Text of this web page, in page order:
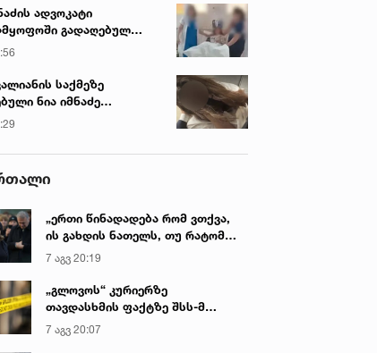
ადვოკატი
გადაღებულ
ავრცელებს
საქმეზე
ნია იმნაძე
გადაჰყავთ
„ერთი წინადადება რომ ვთქვა,
ის გახდის ნათელს, თუ რატომ
იყო ნია იმნაძე წამქეზებელი...“ -
გიგა ავალიანის დედა
7 აგვ 20:19
„გლოვოს“ კურიერზე
თავდასხმის ფაქტზე შსს-მ
გამოძიება დაიწყო
7 აგვ 20:07